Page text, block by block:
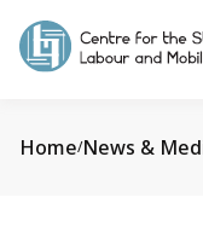
Home/News &